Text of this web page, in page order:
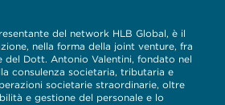
del network HLB Global, è il
nella forma della joint venture, fra
del Dott. Antonio Valentini, fondato nel
consulenza societaria, tributaria e
societarie straordinarie, oltre
e gestione del personale e lo